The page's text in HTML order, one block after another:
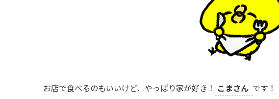
お店で食べるのもいいけど、やっぱり家が好き！ こまさん です！